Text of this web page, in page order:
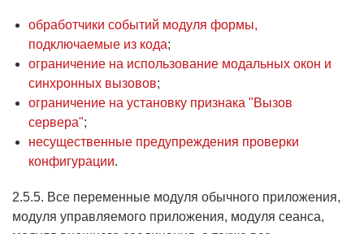
обработчики событий модуля формы,
подключаемые из кода;
ограничение на использование модальных окон и
синхронных вызовов;
ограничение на установку признака "Вызов
сервера";
несущественные предупреждения проверки
конфигурации.
2.5.5. Все переменные модуля обычного приложения,
модуля управляемого приложения, модуля сеанса,